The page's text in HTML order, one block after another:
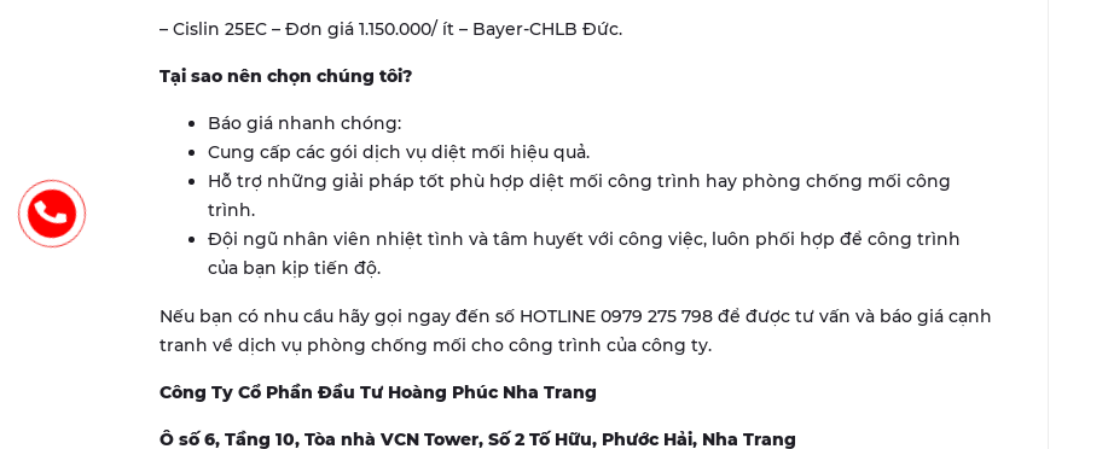
– Cislin 25EC – Đơn giá 1.150.000/ ít – Bayer-CHLB Đức.
Tại sao nên chọn chúng tôi?
Báo giá nhanh chóng:
Cung cấp các gói dịch vụ diệt mối hiệu quả.
Hỗ trợ những giải pháp tốt phù hợp diệt mối công trình hay phòng chống mối công
trình.
Đội ngũ nhân viên nhiệt tình và tâm huyết với công việc, luôn phối hợp để công trình
của bạn kịp tiến độ.
Nếu bạn có nhu cầu hãy gọi ngay đến số HOTLINE 0979 275 798 để được tư vấn và báo giá cạnh
tranh về dịch vụ phòng chống mối cho công trình của công ty.
Công Ty Cổ Phần Đầu Tư Hoàng Phúc Nha Trang
Ô số 6, Tầng 10, Tòa nhà VCN Tower, Số 2 Tố Hữu, Phước Hải, Nha Trang